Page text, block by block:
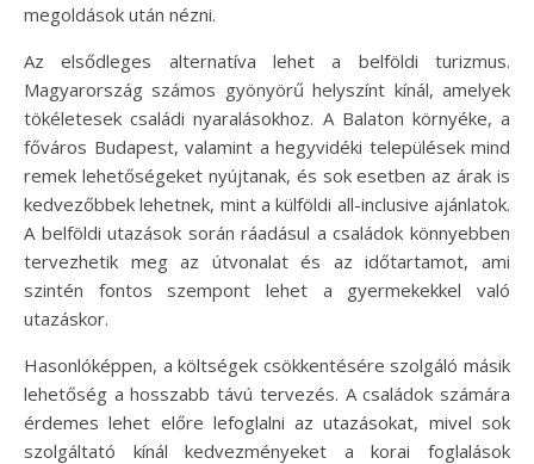
megoldások után nézni.
Az elsődleges alternatíva lehet a belföldi turizmus.
Magyarország számos gyönyörű helyszínt kínál, amelyek
tökéletesek családi nyaralásokhoz. A Balaton környéke, a
főváros Budapest, valamint a hegyvidéki települések mind
remek lehetőségeket nyújtanak, és sok esetben az árak is
kedvezőbbek lehetnek, mint a külföldi all-inclusive ajánlatok.
A belföldi utazások során ráadásul a családok könnyebben
tervezhetik meg az útvonalat és az időtartamot, ami
szintén fontos szempont lehet a gyermekekkel való
utazáskor.
Hasonlóképpen, a költségek csökkentésére szolgáló másik
lehetőség a hosszabb távú tervezés. A családok számára
érdemes lehet előre lefoglalni az utazásokat, mivel sok
szolgáltató kínál kedvezményeket a korai foglalások